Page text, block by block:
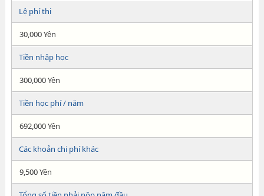
Lệ phí thi
30,000 Yên
Tiền nhập học
300,000 Yên
Tiền học phí / năm
692,000 Yên
Các khoản chi phí khác
9,500 Yên